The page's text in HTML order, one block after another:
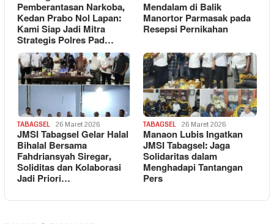
Pemberantasan Narkoba,
Kedan Prabo Nol Lapan:
Kami Siap Jadi Mitra
Strategis Polres Pad…
Mendalam di Balik
Manortor Parmasak pada
Resepsi Pernikahan
TABAGSEL 26 Maret 2026
JMSI Tabagsel Gelar Halal
Bihalal Bersama
Fahdriansyah Siregar,
Soliditas dan Kolaborasi
Jadi Priori…
TABAGSEL 26 Maret 2026
Manaon Lubis Ingatkan
JMSI Tabagsel: Jaga
Solidaritas dalam
Menghadapi Tantangan
Pers